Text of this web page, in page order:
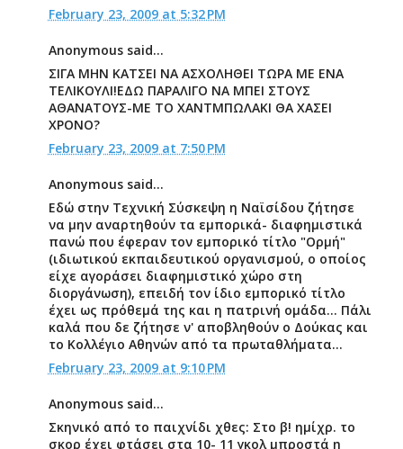
February 23, 2009 at 5:32 PM
Anonymous said...
ΣΙΓΑ ΜΗΝ ΚΑΤΣΕΙ ΝΑ ΑΣΧΟΛΗΘΕΙ ΤΩΡΑ ΜΕ ΕΝΑ
ΤΕΛΙΚΟΥΛΙ!ΕΔΩ ΠΑΡΑΛΙΓΟ ΝΑ ΜΠΕΙ ΣΤΟΥΣ
ΑΘΑΝΑΤΟΥΣ-ΜΕ ΤΟ ΧΑΝΤΜΠΩΛΑΚΙ ΘΑ ΧΑΣΕΙ
ΧΡΟΝΟ?
February 23, 2009 at 7:50 PM
Anonymous said...
Εδώ στην Τεχνική Σύσκεψη η Ναϊσίδου ζήτησε
να μην αναρτηθούν τα εμπορικά- διαφημιστικά
πανώ που έφεραν τον εμπορικό τίτλο "Ορμή"
(ιδιωτικού εκπαιδευτικού οργανισμού, ο οποίος
είχε αγοράσει διαφημιστικό χώρο στη
διοργάνωση), επειδή τον ίδιο εμπορικό τίτλο
έχει ως πρόθεμά της και η πατρινή ομάδα... Πάλι
καλά που δε ζήτησε ν' αποβληθούν ο Δούκας και
το Κολλέγιο Αθηνών από τα πρωταθλήματα...
February 23, 2009 at 9:10 PM
Anonymous said...
Σκηνικό από το παιχνίδι χθες: Στο β! ημίχρ. το
σκορ έχει φτάσει στα 10- 11 γκολ μπροστά η